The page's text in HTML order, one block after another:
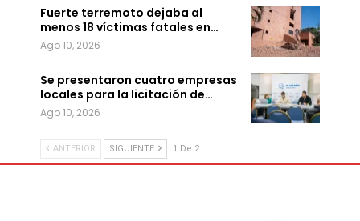
Fuerte terremoto dejaba al
menos 18 víctimas fatales en…
Ago 10, 2026
Se presentaron cuatro empresas
locales para la licitación de…
Ago 10, 2026
ANTERIOR SIGUIENTE 1 De 2